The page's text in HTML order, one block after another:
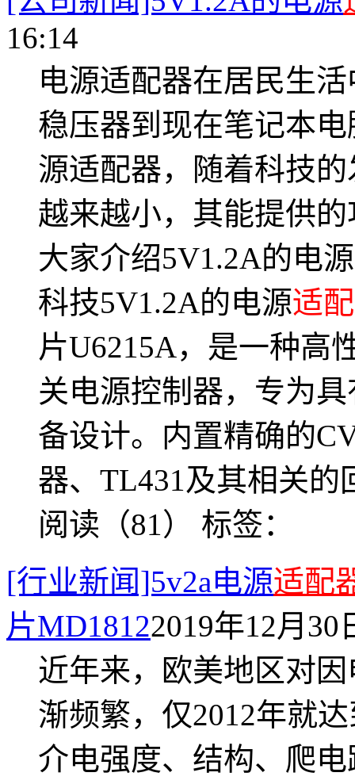
16:14
电源适配器在居民生
稳压器到现在笔记本
源适配器，随着科技
越来越小，其能提供
大家介绍5V1.2A的电源
科技5V1.2A的电源适
片U6215A，是一种高
关电源控制器，专为
备设计。内置精确的
器、TL431及其相关的
阅读（81） 标签：
[行业新闻]5v2a电源适配
片MD18122019年12月30
近年来，欧美地区对
渐频繁，仅2012年就
介电强度、结构、爬